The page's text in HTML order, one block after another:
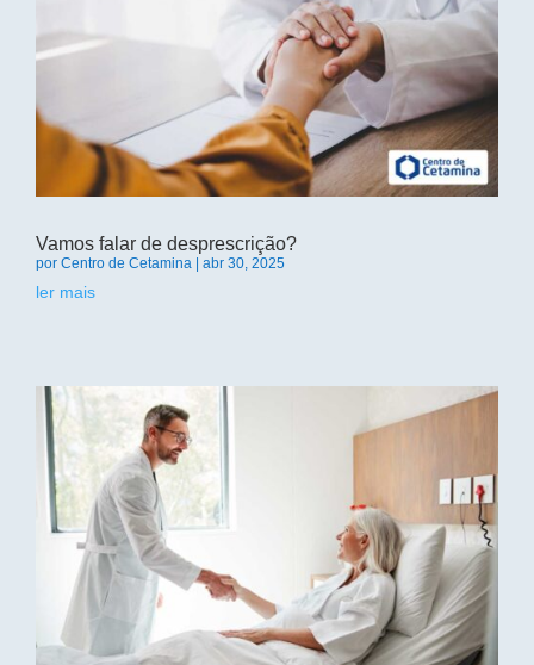
Vamos falar de desprescrição?
por Centro de Cetamina abr 30, 2025
ler mais